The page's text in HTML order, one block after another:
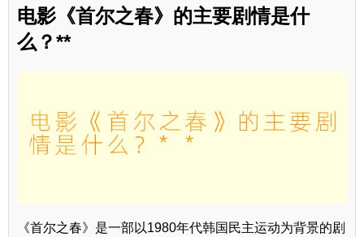
电影《首尔之春》的主要剧情是什
么？**
《首尔之春》是一部以1980年代韩国民主运动为背景的剧